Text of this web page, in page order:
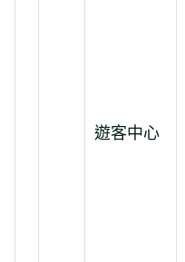
遊客中心